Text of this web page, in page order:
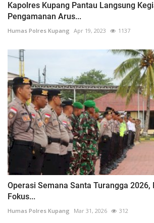
Kapolres Kupang Pantau Langsung
Pengamanan Arus...
Humas Polres Kupang Apr 19, 2023 1137
Operasi Semana Santa Turangga 2026,
Fokus...
Humas Polres Kupang Mar 31, 2026 312